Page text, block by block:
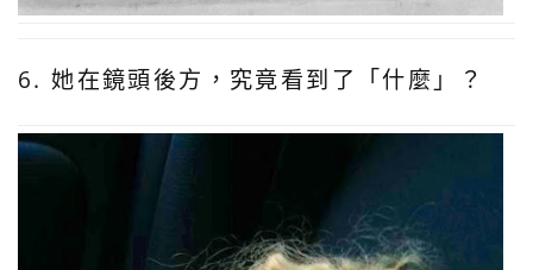
6. 她在鏡頭後方，究竟看到了「什麼」？